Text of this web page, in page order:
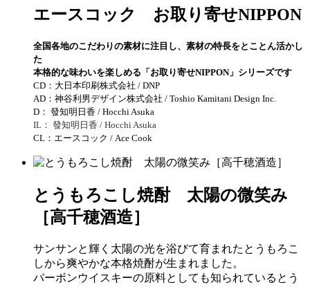
エースコック お取り寄せNIPPON
全国各地のこだわりの素材に注目し、素材の特長をとことん活かし
た
本格的な味わいを楽しめる「お取り寄せNIPPON」シリーズです
CD：大日本印刷株式会社 / DNP
AD：神谷利男デザイン株式会社 / Toshio Kamitani Design Inc.
D： 發知明日香 / Hocchi Asuka
IL： 發知明日香 / Hocchi Asuka
CL：エースコック / Ace Cook
とうもろこし焼酎 太陽の微笑み
［高千穂酒造］
サンサンと輝く太陽の光を浴びて育まれたとうもろこ
しから爽やかな本格焼酎が生まれました。
バーボンウイスキーの原料としても知られているとう